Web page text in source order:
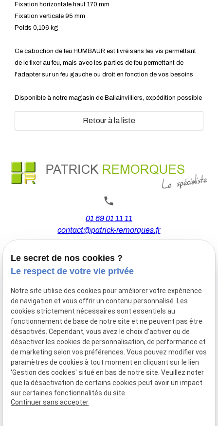
Fixation horizontale haut 170 mm
Fixation verticale 95 mm
Poids 0,106 kg
Ce cabochon de feu HUMBAUR est livré sans les vis permettant
de le fixer au feu, mais avec les parties de feu permettant de
l'adapter sur un feu gauche ou droit en fonction de vos besoins
Disponible à notre magasin de Ballainvilliers, expédition possible
Retour à la liste
01 69 01 11 11
contact@patrick-remorques.fr
44 Avenue de la Division Leclerc
91160 BALLAINVILLIERS
Du Mardi au Samedi
De 9h00 à 12h30 et de 13h30 à 18h00
Le Lundi sur rendez-vous.
Mentions
légales
Politique de
confidentialité
Gestion
des
cookies
Plan du
site
Siret :77556328100028
Le secret de nos cookies ?
Le respect de votre vie privée
Notre site utilise des cookies pour améliorer votre expérience
de navigation et vous offrir un contenu personnalisé. Les
cookies strictement nécessaires sont essentiels au
fonctionnement de base de notre site et ne peuvent pas être
désactivés. Cependant, vous avez le choix d'activer ou de
désactiver les cookies de personnalisation, de performance et
de marketing selon vos préférences. Vous pouvez modifier vos
paramètres de cookies à tout moment en cliquant sur le lien
'Gestion des cookies' situé en bas de notre site. Veuillez noter
que la désactivation de certains cookies peut avoir un impact
sur certaines fonctionnalités du site.
Continuer sans accepter